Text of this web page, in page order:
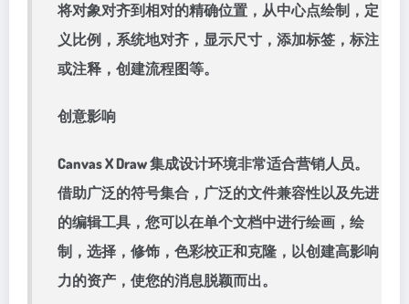
将对象对齐到相对的精确位置，从中心点绘制，定
义比例，系统地对齐，显示尺寸，添加标签，标注
或注释，创建流程图等。
创意影响
Canvas X Draw 集成设计环境非常适合营销人员。
借助广泛的符号集合，广泛的文件兼容性以及先进
的编辑工具，您可以在单个文档中进行绘画，绘
制，选择，修饰，色彩校正和克隆，以创建高影响
力的资产，使您的消息脱颖而出。